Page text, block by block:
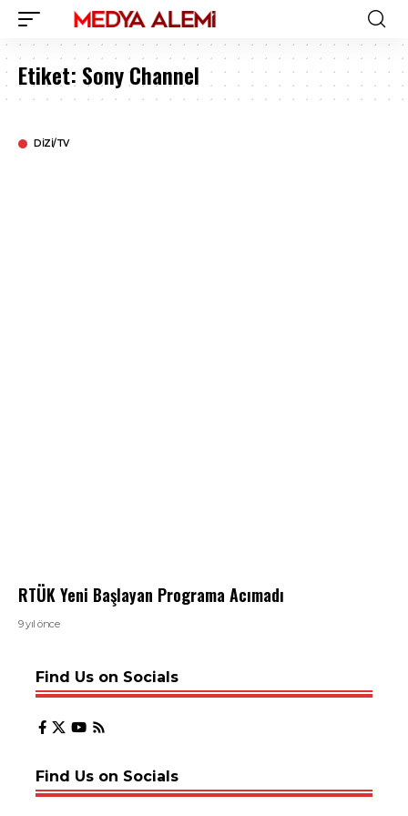
Etiket: Sony Channel
DIZI/TV
RTÜK Yeni Başlayan Programa Acımadı
9 yıl önce
Find Us on Socials
Find Us on Socials